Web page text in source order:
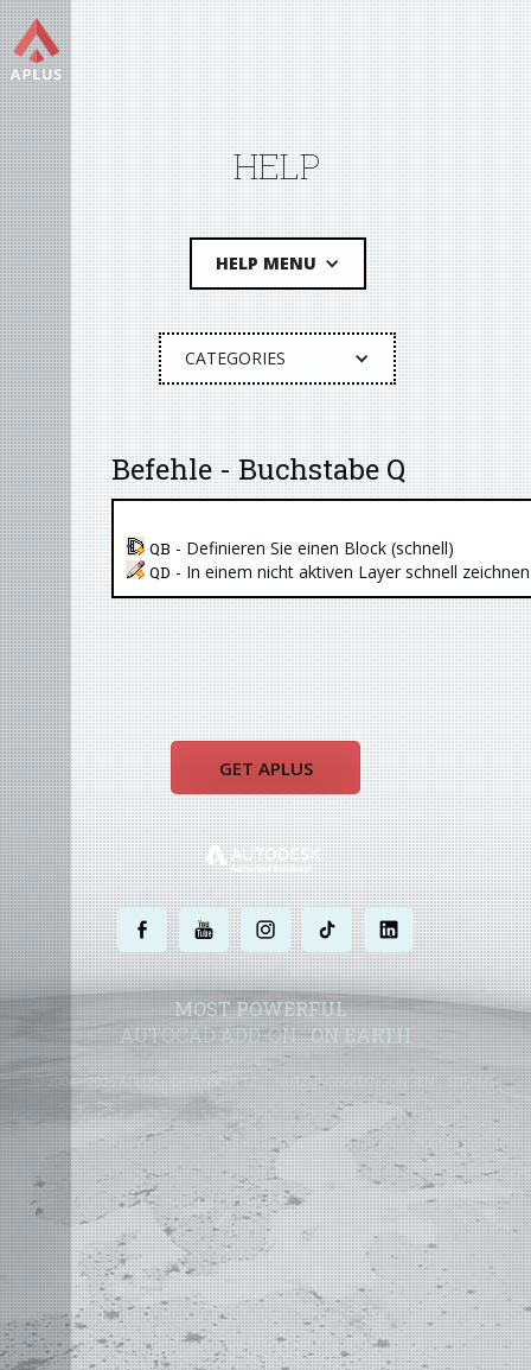
HELP
HELP MENU
CATEGORIES
Befehle - Buchstabe Q
QB - Definieren Sie einen Block (schnell)
QD - In einem nicht aktiven Layer schnell
GET APLUS
. . . . .
MOST POWERFUL
AUTOCAD ADD-ONON EARTH
© 2004 - 2026 APLUS ·DATENSCHUTZ·NUTZUNGSBEDINGUNGEN· SITEMAP